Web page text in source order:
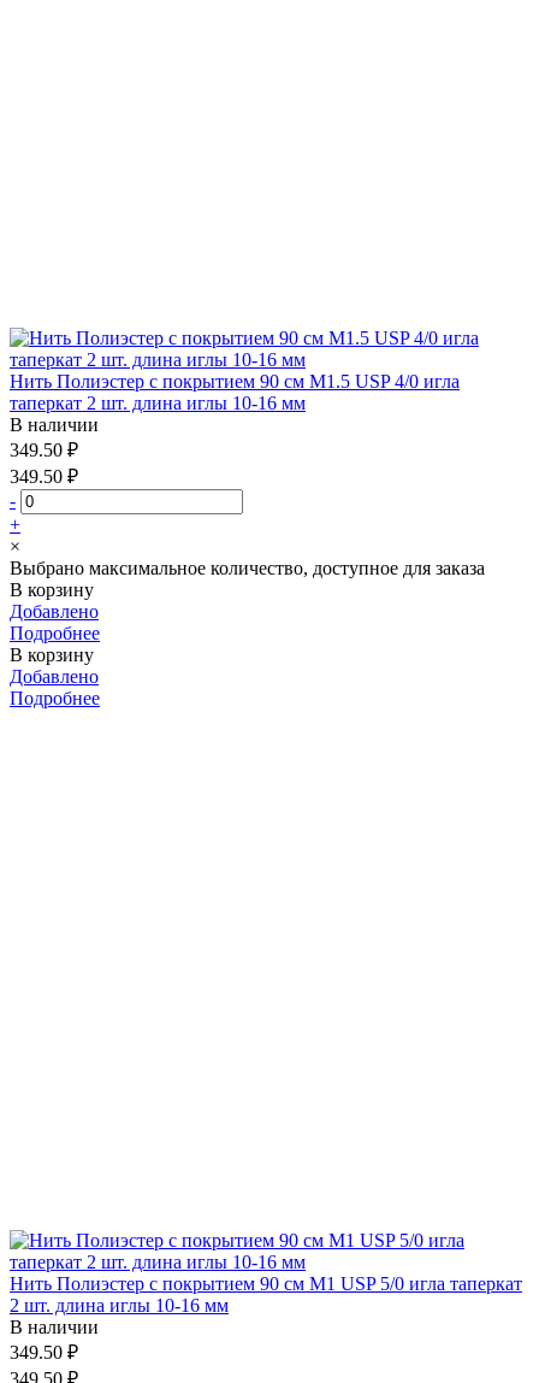
Нить Полиэстер с покрытием 90 см М1.5 USP 4/0 игла
таперкат 2 шт. длина иглы 10-16 мм
В наличии
349.50 ₽
349.50 ₽
-
+
×
Выбрано максимальное количество, доступное для заказа
В корзину
Добавлено
Подробнее
В корзину
Добавлено
Подробнее
Нить Полиэстер с покрытием 90 см М1 USP 5/0 игла таперкат
2 шт. длина иглы 10-16 мм
В наличии
349.50 ₽
349.50 ₽